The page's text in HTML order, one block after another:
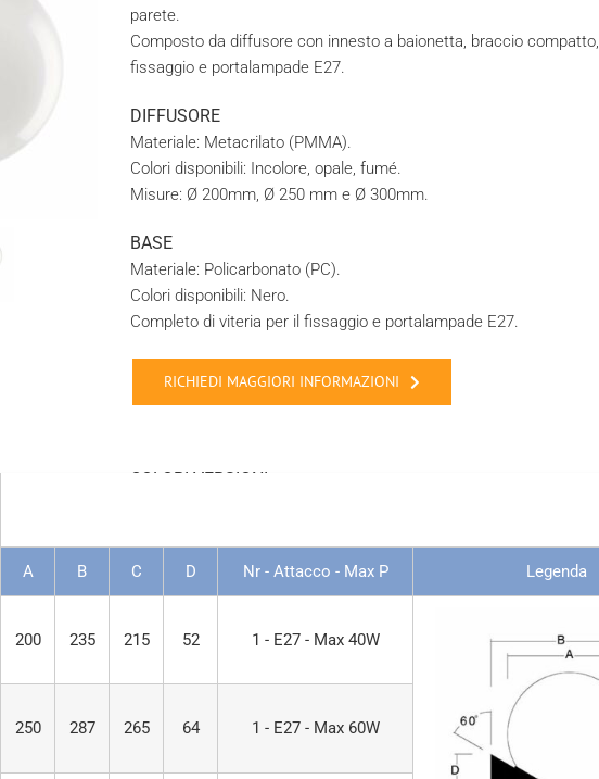
parete.
Composto da diffusore con innesto a baionetta, braccio
fissaggio e portalampade E27.
DIFFUSORE
Materiale: Metacrilato (PMMA).
Colori disponibili: Incolore, opale, fumé.
Misure: Ø 200mm, Ø 250 mm e Ø 300mm.
BASE
Materiale: Policarbonato (PC).
Colori disponibili: Nero.
Completo di viteria per il fissaggio e portalampade E27.
COLORI VERSIONI
RICHIEDI MAGGIORI INFORMAZIONI
A B C D Nr - Attacco - Max P Legenda
200 235 215 52 1 - E27 - Max 40W
250 287 265 64 1 - E27 - Max 60W